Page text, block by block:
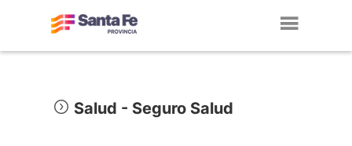
Salud - Seguro Salud